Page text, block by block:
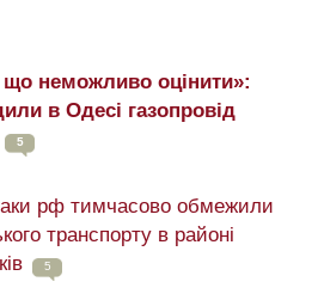
неможливо оцінити»:
в Одесі газопровід
5
рф тимчасово обмежили
транспорту в районі
5